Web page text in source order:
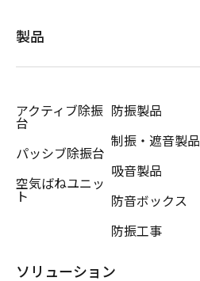
製品
アクティブ除振
台
パッシブ除振台
空気ばねユニッ
ト
防振製品
制振・遮音製品
吸音製品
防音ボックス
防振工事
ソリューション